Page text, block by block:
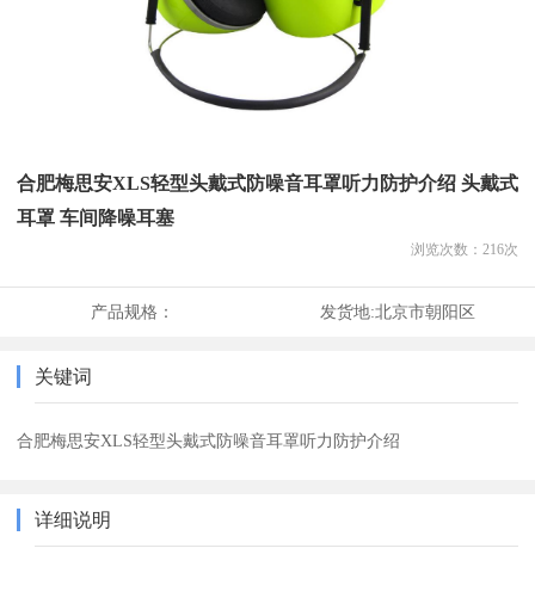
合肥梅思安XLS轻型头戴式防噪音耳罩听力防护介绍 头戴式
耳罩 车间降噪耳塞
浏览次数： 216次
产品规格： 发货地:北京市朝阳区
关键词
合肥梅思安XLS轻型头戴式防噪音耳罩听力防护介绍
详细说明